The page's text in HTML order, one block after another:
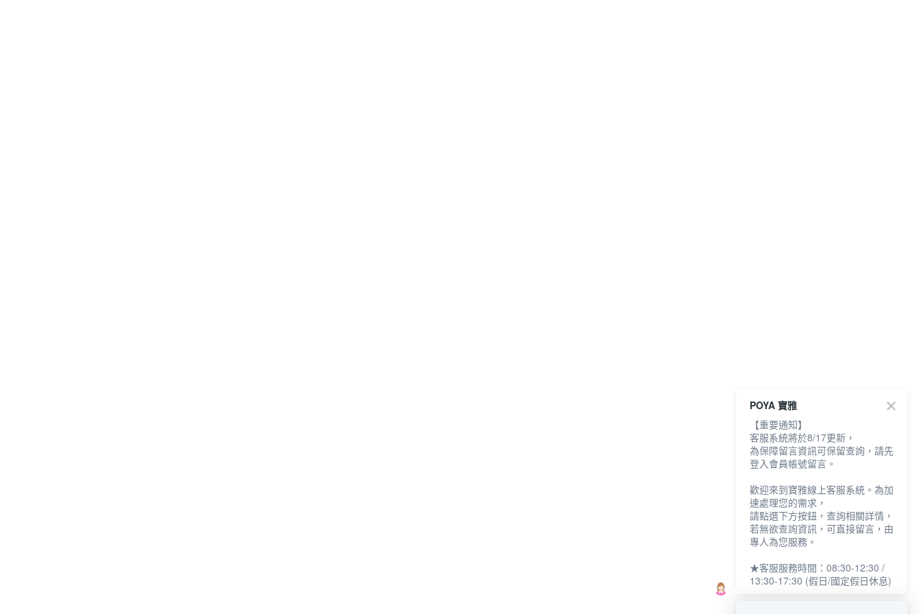
POYA 寶雅
【重要通知】
客服系統將於8/17更新，
為保障留言資訊可保留查詢，請先
登入會員帳號留言。
歡迎來到寶雅線上客服系統。為加
速處理您的需求，
請點選下方按鈕，查詢相關詳情，
若無欲查詢資訊，可直接留言，由
專人為您服務。
★客服服務時間：08:30-12:30 /
13:30-17:30 (假日/國定假日休息)